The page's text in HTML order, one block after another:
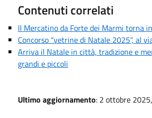
Contenuti correlati
Il Mercatino da Forte dei Marmi torna
Concorso “vetrine di Natale 2025”, al
Arriva il Natale in città, tradizione e
grandi e piccoli
Ultimo aggiornamento: 2 ottobre